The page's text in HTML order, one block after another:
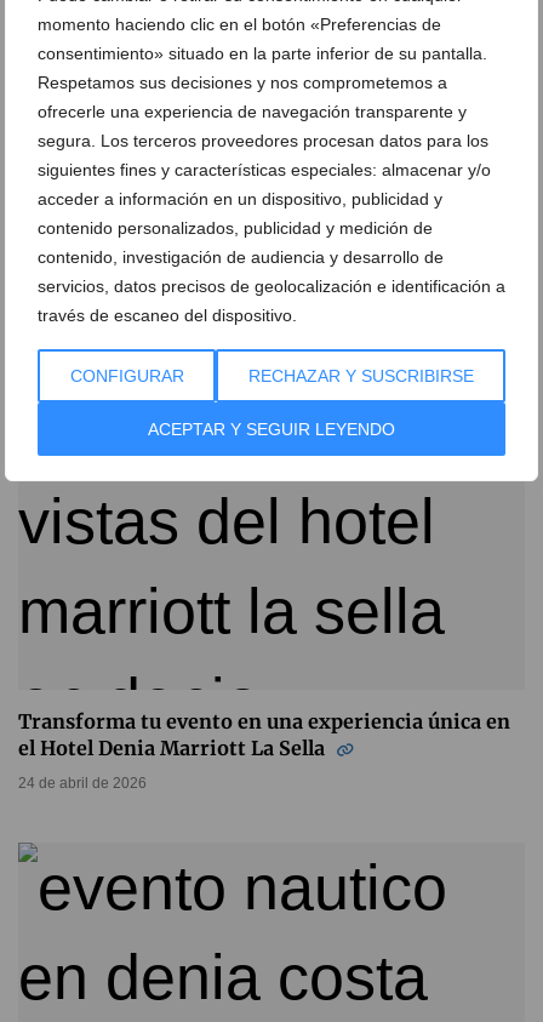
momento haciendo clic en el botón «Preferencias de
consentimiento» situado en la parte inferior de su pantalla.
Respetamos sus decisiones y nos comprometemos a
ofrecerle una experiencia de navegación transparente y
segura. Los terceros proveedores procesan datos para los
siguientes fines y características especiales: almacenar y/o
acceder a información en un dispositivo, publicidad y
contenido personalizados, publicidad y medición de
contenido, investigación de audiencia y desarrollo de
servicios, datos precisos de geolocalización e identificación a
través de escaneo del dispositivo.
CONFIGURAR RECHAZAR Y SUSCRIBIRSE
ACEPTAR Y SEGUIR LEYENDO
Por qué el paseo al atardecer es el plan más buscado
en el puerto de Dénia
Transforma tu evento en una experiencia única en
el Hotel Denia Marriott La Sella
24 de abril de 2026